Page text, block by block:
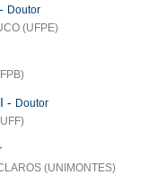
- Doutor
(UFPE)
- Doutor
(UNIMONTES)